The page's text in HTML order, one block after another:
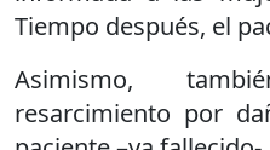
Tiempo después, el
Asimismo,
resarcimiento por